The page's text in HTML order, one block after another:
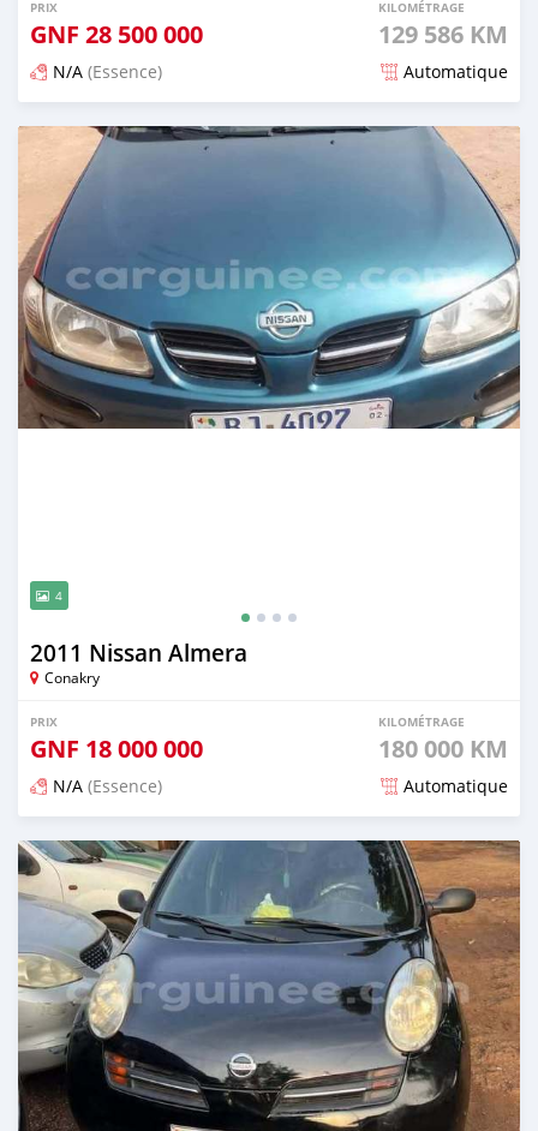
PRIX
GNF 28 500 000
KILOMÉTRAGE
129 586 KM
N/A (Essence) Automatique
Publié il y a 5 mois
4
2011 Nissan Almera
Conakry
PRIX
GNF 18 000 000
KILOMÉTRAGE
180 000 KM
N/A (Essence) Automatique
Publié il y a 5 mois